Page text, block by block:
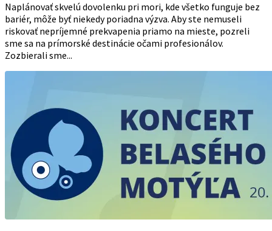
Naplánovať skvelú dovolenku pri mori, kde všetko funguje bez
bariér, môže byť niekedy poriadna výzva. Aby ste nemuseli
riskovať nepríjemné prekvapenia priamo na mieste, pozreli
sme sa na prímorské destinácie očami profesionálov.
Zozbierali sme...